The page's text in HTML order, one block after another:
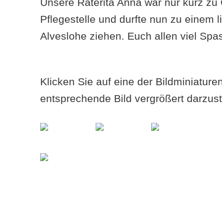
Pflegestelle und durfte nun zu einem
Alveslohe ziehen. Euch allen viel
Klicken Sie auf eine der
entsprechende Bild vergrößert